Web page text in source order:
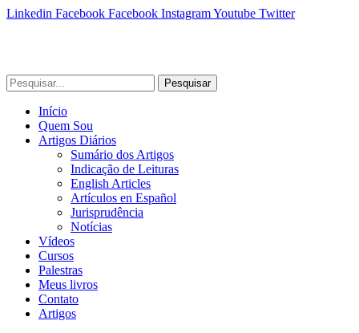
Linkedin Facebook Facebook InstagramYoutube Twitter
Pesquisar
Início
Quem Sou
Artigos Diários
Sumário dos Artigos
Indicação de Leituras
English Articles
Artículos en Español
Jurisprudência
Notícias
Vídeos
Cursos
Palestras
Meus livros
Contato
Artigos